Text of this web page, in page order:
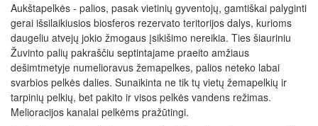
Aukštapelkės - palios, pasak vietinių gyventojų, gamtiškai palyginti
gerai išsilaikiusios biosferos rezervato teritorijos dalys, kurioms
daugeliu atvejų jokio žmogaus įsikišimo nereikia. Ties šiauriniu
Žuvinto palių pakraščiu septintajame praeito amžiaus
dešimtmetyje numelioravus žemapelkes, palios neteko labai
svarbios pelkės dalies. Sunaikinta ne tik tų vietų žemapelkių ir
tarpinių pelkių, bet pakito ir visos pelkės vandens režimas.
Melioracijos kanalai pelkėms pražūtingi.